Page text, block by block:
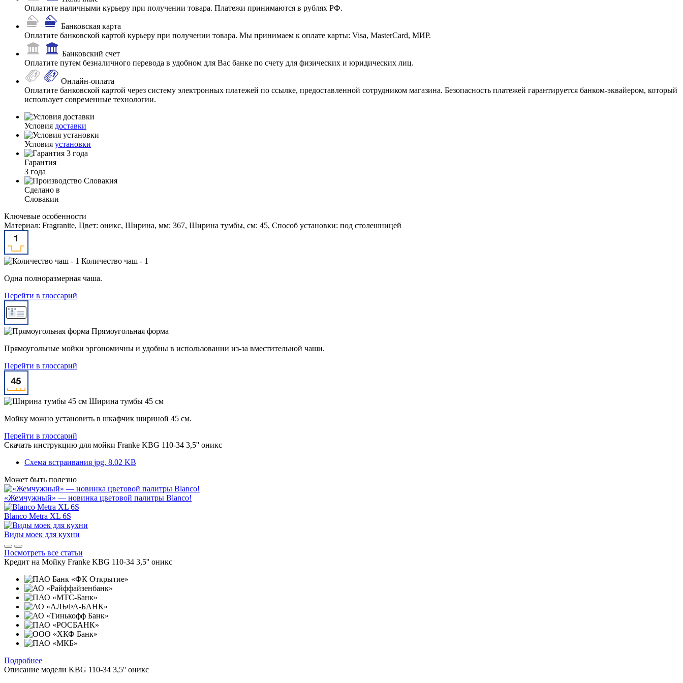
Оплатите наличными курьеру при получении товара. Платежи принимаются в рублях РФ.
Банковская карта
Оплатите банковской картой курьеру при получении товара. Мы принимаем к оплате карты: Visa, MasterCard, МИР.
Банковский счет
Оплатите путем безналичного перевода в удобном для Вас банке по счету для физических и юридических лиц.
Онлайн-оплата
Оплатите банковской картой через систему электронных платежей по ссылке, предоставленной сотрудником магазина. Безопасность платежей гарантируется банком-эквайером, который
использует современные технологии.
Условия доставки
Условия установки
Гарантия
3 года
Сделано в
Словакии
Ключевые особенности
Материал: Fragranite, Цвет: оникс, Ширина, мм: 367, Ширина тумбы, см: 45, Способ установки: под столешницей
Количество чаш - 1
Одна полноразмерная чаша.
Перейти в глоссарий
Прямоугольная форма
Прямоугольные мойки эргономичны и удобны в использовании из-за вместительной чаши.
Перейти в глоссарий
Ширина тумбы 45 см
Мойку можно установить в шкафчик шириной 45 см.
Перейти в глоссарий
Скачать инструкцию для мойки Franke KBG 110-34 3,5'' оникс
Схема встраивания jpg, 8.02 KB
Может быть полезно
«Жемчужный» — новинка цветовой палитры Blanco!
Blanco Metra XL 6S
Виды моек для кухни
Посмотреть все статьи
Кредит на Мойку Franke KBG 110-34 3,5'' оникс
Подробнее
Описание модели KBG 110-34 3,5'' оникс